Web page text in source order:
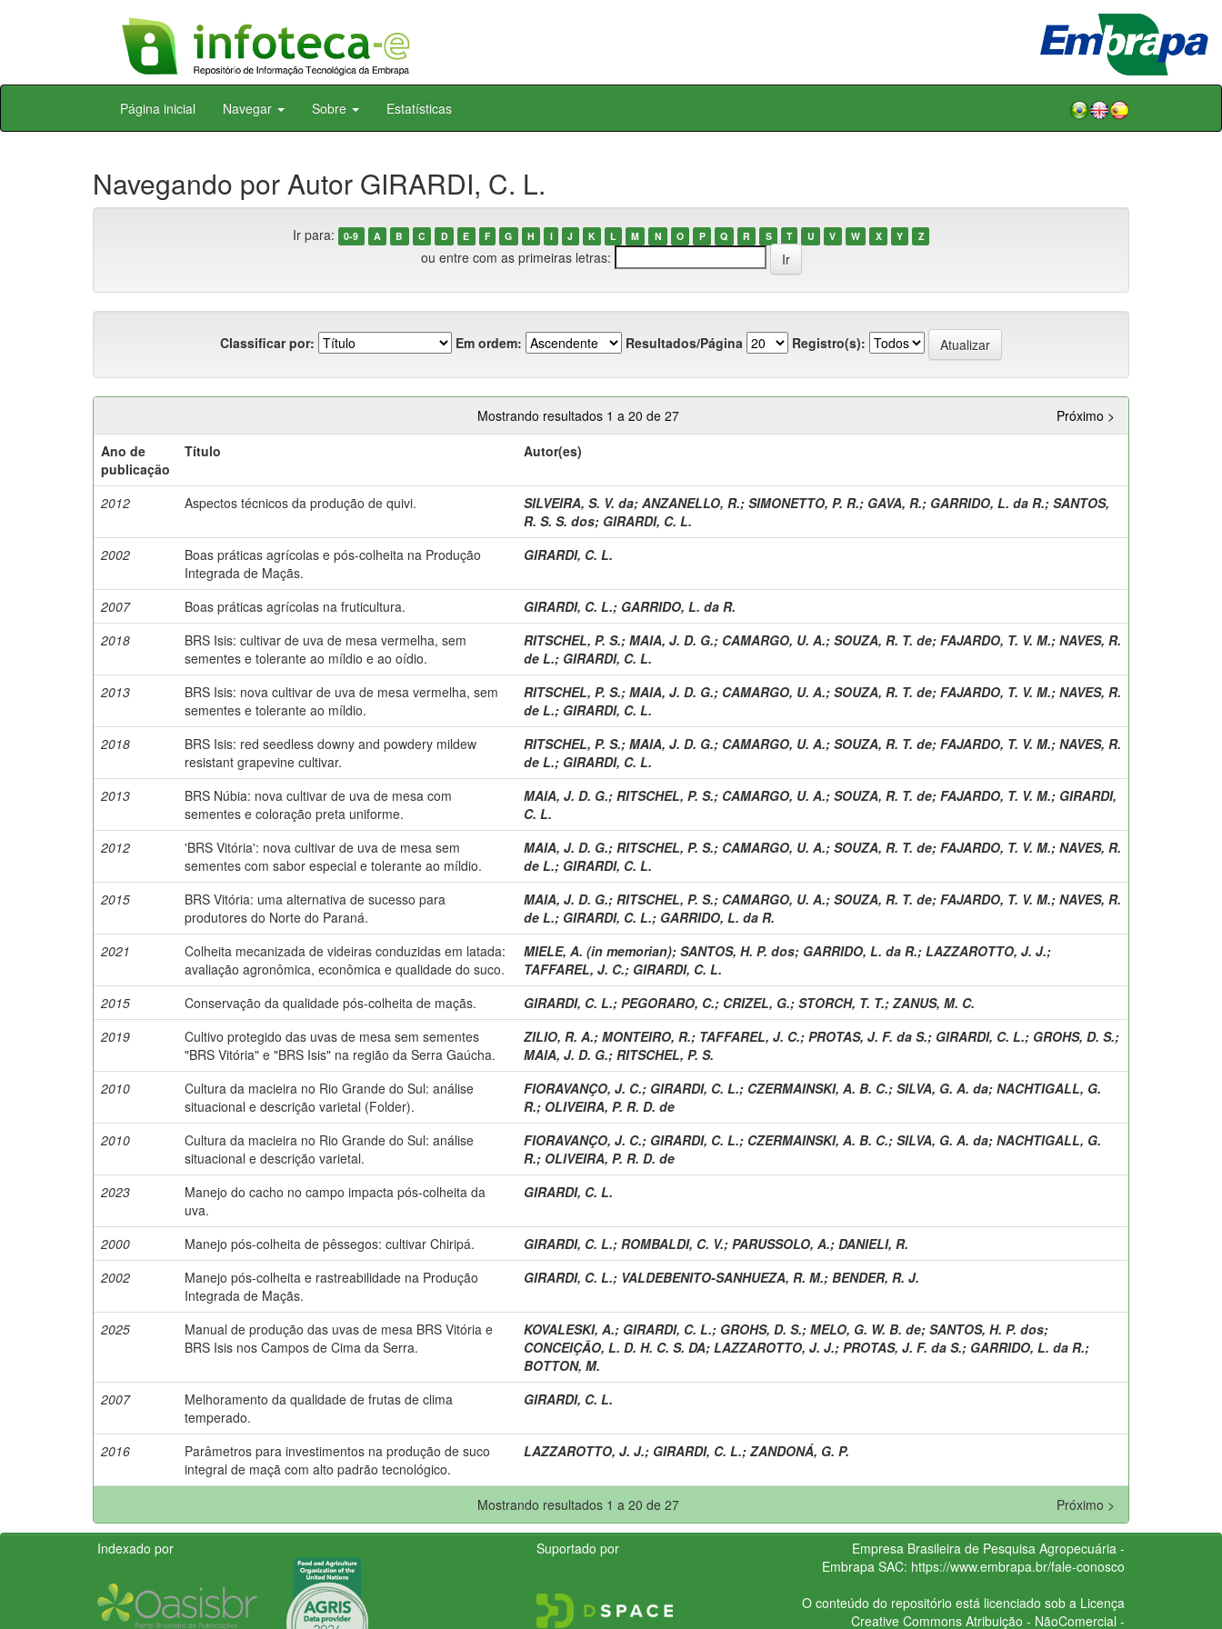
Skip
Página inicial Navegar Sobre Estatísticas
Navegando por Autor GIRARDI, C. L.
Ir para: 0-9 A B C D E F G H I J K L M N O P Q R S T U V W X Y Z
ou entre com as primeiras letras:
Classificar por: Em ordem: Resultados/Página Registro(s):
Mostrando resultados 1 a 20 de 27
Próximo >
Ano de
publicação
Título Autor(es)
2012 Aspectos técnicos da produção de quivi. SILVEIRA, S. V. da; ANZANELLO, R.; SIMONETTO, P. R.; GAVA, R.; GARRIDO, L. da R.; SANTOS,
R. S. S. dos; GIRARDI, C. L.
2002
Boas práticas agrícolas e pós-colheita na Produção
Integrada de Maçãs.
GIRARDI, C. L.
2007 Boas práticas agrícolas na fruticultura. GIRARDI, C. L.; GARRIDO, L. da R.
2018
BRS Isis: cultivar de uva de mesa vermelha, sem
sementes e tolerante ao míldio e ao oídio.
RITSCHEL, P. S.; MAIA, J. D. G.; CAMARGO, U. A.; SOUZA, R. T. de; FAJARDO, T. V. M.; NAVES, R.
de L.; GIRARDI, C. L.
2013
BRS Isis: nova cultivar de uva de mesa vermelha, sem
sementes e tolerante ao míldio.
RITSCHEL, P. S.; MAIA, J. D. G.; CAMARGO, U. A.; SOUZA, R. T. de; FAJARDO, T. V. M.; NAVES, R.
de L.; GIRARDI, C. L.
2018
BRS Isis: red seedless downy and powdery mildew
resistant grapevine cultivar.
RITSCHEL, P. S.; MAIA, J. D. G.; CAMARGO, U. A.; SOUZA, R. T. de; FAJARDO, T. V. M.; NAVES, R.
de L.; GIRARDI, C. L.
2013
BRS Núbia: nova cultivar de uva de mesa com
sementes e coloração preta uniforme.
MAIA, J. D. G.; RITSCHEL, P. S.; CAMARGO, U. A.; SOUZA, R. T. de; FAJARDO, T. V. M.; GIRARDI,
C. L.
2012
'BRS Vitória': nova cultivar de uva de mesa sem
sementes com sabor especial e tolerante ao míldio.
MAIA, J. D. G.; RITSCHEL, P. S.; CAMARGO, U. A.; SOUZA, R. T. de; FAJARDO, T. V. M.; NAVES, R.
de L.; GIRARDI, C. L.
2015
BRS Vitória: uma alternativa de sucesso para
produtores do Norte do Paraná.
MAIA, J. D. G.; RITSCHEL, P. S.; CAMARGO, U. A.; SOUZA, R. T. de; FAJARDO, T. V. M.; NAVES, R.
de L.; GIRARDI, C. L.; GARRIDO, L. da R.
2021
Colheita mecanizada de videiras conduzidas em latada:
avaliação agronômica, econômica e qualidade do suco.
MIELE, A. (in memorian); SANTOS, H. P. dos; GARRIDO, L. da R.; LAZZAROTTO, J. J.;
TAFFAREL, J. C.; GIRARDI, C. L.
2015
Conservação da qualidade pós-colheita de maçãs. GIRARDI, C. L.; PEGORARO, C.; CRIZEL, G.; STORCH, T. T.; ZANUS, M. C.
2019
Cultivo protegido das uvas de mesa sem sementes
"BRS Vitória" e "BRS Isis" na região da Serra Gaúcha.
ZILIO, R. A.; MONTEIRO, R.; TAFFAREL, J. C.; PROTAS, J. F. da S.; GIRARDI, C. L.; GROHS, D. S.;
MAIA, J. D. G.; RITSCHEL, P. S.
2010
Cultura da macieira no Rio Grande do Sul: análise
situacional e descrição varietal (Folder).
FIORAVANÇO, J. C.; GIRARDI, C. L.; CZERMAINSKI, A. B. C.; SILVA, G. A. da; NACHTIGALL, G.
R.; OLIVEIRA, P. R. D. de
2010
Cultura da macieira no Rio Grande do Sul: análise
situacional e descrição varietal.
FIORAVANÇO, J. C.; GIRARDI, C. L.; CZERMAINSKI, A. B. C.; SILVA, G. A. da; NACHTIGALL, G.
R.; OLIVEIRA, P. R. D. de
2023
Manejo do cacho no campo impacta pós-colheita da
uva.
GIRARDI, C. L.
2000 Manejo pós-colheita de pêssegos: cultivar Chiripá. GIRARDI, C. L.; ROMBALDI, C. V.; PARUSSOLO, A.; DANIELI, R.
2002
Manejo pós-colheita e rastreabilidade na Produção
Integrada de Maçãs.
GIRARDI, C. L.; VALDEBENITO-SANHUEZA, R. M.; BENDER, R. J.
2025
Manual de produção das uvas de mesa BRS Vitória e
BRS Isis nos Campos de Cima da Serra.
KOVALESKI, A.; GIRARDI, C. L.; GROHS, D. S.; MELO, G. W. B. de; SANTOS, H. P. dos;
CONCEIÇÃO, L. D. H. C. S. DA; LAZZAROTTO, J. J.; PROTAS, J. F. da S.; GARRIDO, L. da R.;
BOTTON, M.
2007
Melhoramento da qualidade de frutas de clima
temperado.
GIRARDI, C. L.
2016
Parâmetros para investimentos na produção de suco
integral de maçã com alto padrão tecnológico.
LAZZAROTTO, J. J.; GIRARDI, C. L.; ZANDONÁ, G. P.
Mostrando resultados 1 a 20 de 27 Próximo >
Indexado por Suportado por
Empresa Brasileira de Pesquisa Agropecuária -
Embrapa SAC: https://www.embrapa.br/fale-conosco
O conteúdo do repositório está licenciado sob a Licença
Creative CommonsAtribuição - NãoComercial -